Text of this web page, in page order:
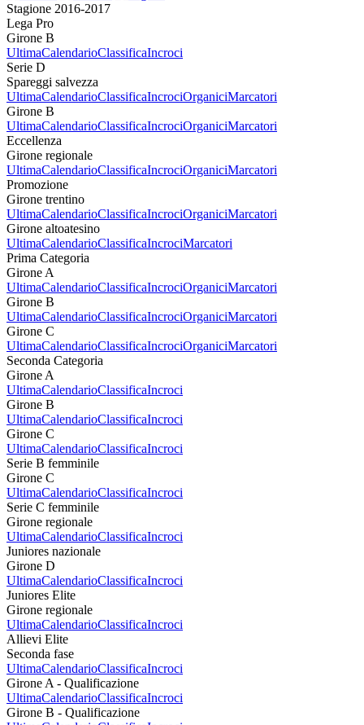
Stagione 2016-2017
Lega Pro
Girone B
UltimaCalendarioClassificaIncroci
Serie D
Spareggi salvezza
UltimaCalendarioClassificaIncrociOrganiciMarcatori
Girone B
UltimaCalendarioClassificaIncrociOrganiciMarcatori
Eccellenza
Girone regionale
UltimaCalendarioClassificaIncrociOrganiciMarcatori
Promozione
Girone trentino
UltimaCalendarioClassificaIncrociOrganiciMarcatori
Girone altoatesino
UltimaCalendarioClassificaIncrociMarcatori
Prima Categoria
Girone A
UltimaCalendarioClassificaIncrociOrganiciMarcatori
Girone B
UltimaCalendarioClassificaIncrociOrganiciMarcatori
Girone C
UltimaCalendarioClassificaIncrociOrganiciMarcatori
Seconda Categoria
Girone A
UltimaCalendarioClassificaIncroci
Girone B
UltimaCalendarioClassificaIncroci
Girone C
UltimaCalendarioClassificaIncroci
Serie B femminile
Girone C
UltimaCalendarioClassificaIncroci
Serie C femminile
Girone regionale
UltimaCalendarioClassificaIncroci
Juniores nazionale
Girone D
UltimaCalendarioClassificaIncroci
Juniores Elite
Girone regionale
UltimaCalendarioClassificaIncroci
Allievi Elite
Seconda fase
UltimaCalendarioClassificaIncroci
Girone A - Qualificazione
UltimaCalendarioClassificaIncroci
Girone B - Qualificazione